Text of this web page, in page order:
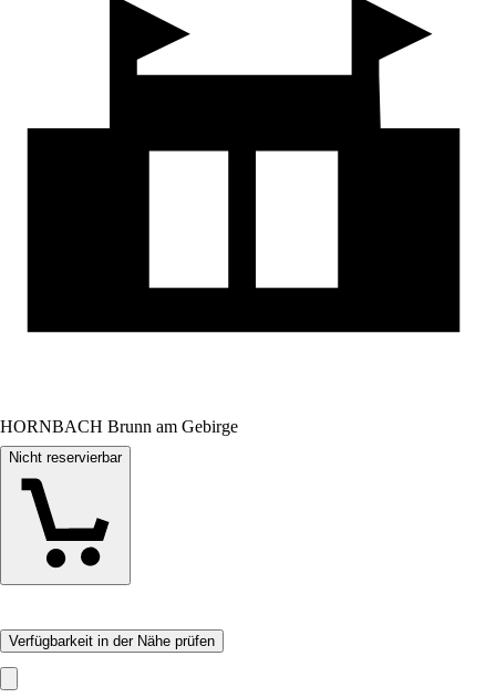
HORNBACH Brunn am Gebirge
Nicht reservierbar
Verfügbarkeit in der Nähe prüfen